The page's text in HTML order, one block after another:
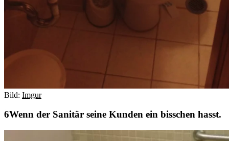
Bild: Imgur
Wenn der Sanitär seine Kunden ein bisschen hasst.